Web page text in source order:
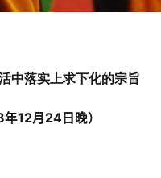
中落实上求下化的宗旨
年12月24日晚）